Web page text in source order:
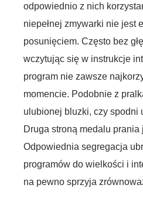
odpowiednio z nich
niepełnej zmywarki nie jest
posunięciem. Często bez
wczytując się w instrukcje
program nie zawsze
momencie. Podobnie z
ulubionej bluzki, czy spodni
Druga stroną medalu
Odpowiednia segregacja
programów do wielkości i
na pewno sprzyja